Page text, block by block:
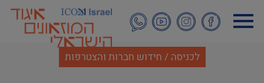
לתוכן
העיקרי
לכניסה / חידוש חברות והצטרפות